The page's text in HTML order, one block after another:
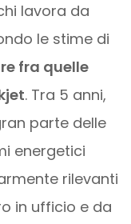
lavora da
le stime di
fra quelle
. Tra 5 anni,
parte delle
energetici
rilevanti
in ufficio e da